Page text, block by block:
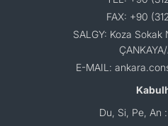
FAX: +90
SALGY: Koza Sokak
E-MAIL:
Du, Si, Pe, An